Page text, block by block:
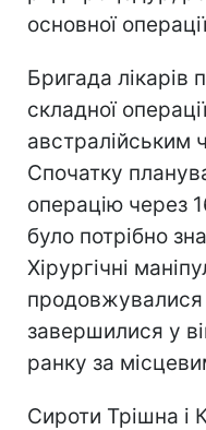
основної
Бригада лікарів
складної
австралійським
Спочатку
операцію через
було потрібно
Хірургічні
продовжувалися
завершилися у
ранку за
Сироти Трішна і